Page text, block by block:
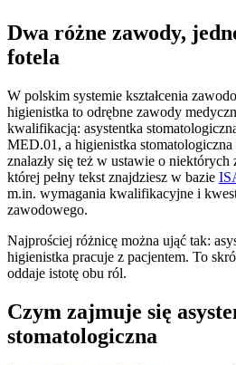
Dwa różne zawody,
fotela
W polskim systemie kształcenia
higienistka to odrębne zawody
kwalifikacją: asystentka
MED.01, a higienistka
znalazły się też w ustawie o
której pełny tekst znajdziesz w bazie
m.in. wymagania kwalifikacyjne i
zawodowego.
Najprościej różnicę można ująć tak:
higienistka pracuje z pacjentem. To
oddaje istotę obu ról.
Czym zajmuje się
stomatologiczna